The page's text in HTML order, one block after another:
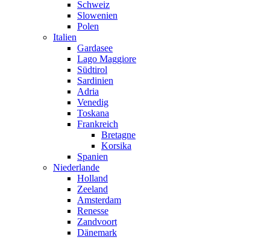
Schweiz
Slowenien
Polen
Italien
Gardasee
Lago Maggiore
Südtirol
Sardinien
Adria
Venedig
Toskana
Frankreich
Bretagne
Korsika
Spanien
Niederlande
Holland
Zeeland
Amsterdam
Renesse
Zandvoort
Dänemark